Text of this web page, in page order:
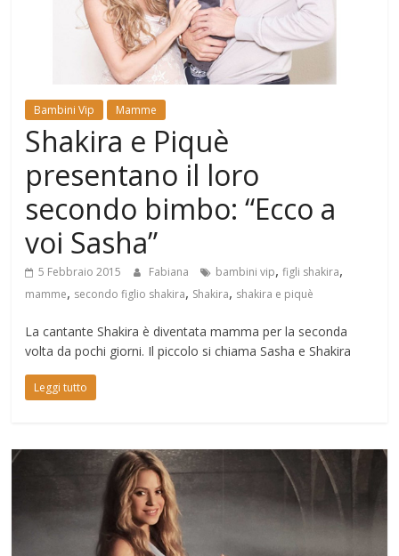
Bambini Vip Mamme
Shakira e Piquè
presentano il loro
secondo bimbo: “Ecco a
voi Sasha”
5 Febbraio 2015 Fabiana bambini vip,figli shakira,
mamme, secondo figlio shakira, Shakira, shakira e piquè
La cantante Shakira è diventata mamma per la seconda
volta da pochi giorni. Il piccolo si chiama Sasha e Shakira
Leggi tutto